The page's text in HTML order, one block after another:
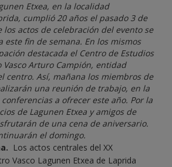
Etxea, en la localidad
cumplió 20 años el pasado 3 de
actos de celebración del evento se
este fin de semana. En los mismos
destacada el Centro de Estudios
Vasco Arturo Campión, entidad
centro. Así, mañana los miembros de
una reunión de trabajo, en la
a ofrecer este año. Por la
de Lagunen Etxea y amigos de
de una cena de aniversario.
el domingo.
Los actos centrales del XX
Vasco Lagunen Etxea de Laprida